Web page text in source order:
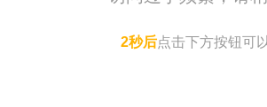
1秒后点击下方按钮可